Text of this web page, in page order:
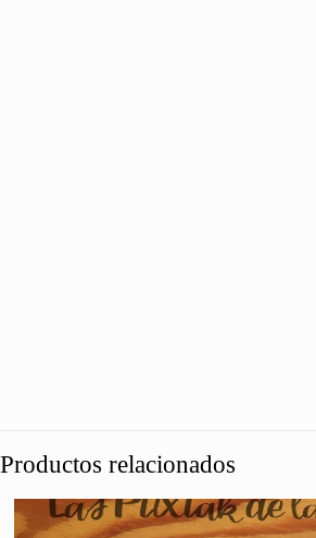
Productos relacionados